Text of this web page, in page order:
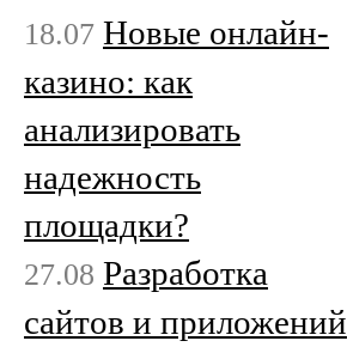
18.07 Новые онлайн-
казино: как
анализировать
надежность
площадки?
27.08 Разработка
сайтов и приложений